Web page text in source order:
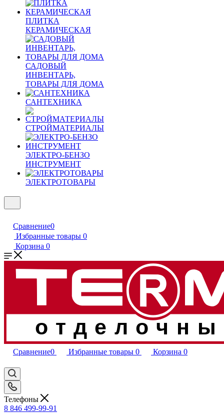
ПЛИТКА
КЕРАМИЧЕСКАЯ
САДОВЫЙ
ИНВЕНТАРЬ,
ТОВАРЫ ДЛЯ ДОМА
САНТЕХНИКА
СТРОЙМАТЕРИАЛЫ
ЭЛЕКТРО-БЕНЗО
ИНСТРУМЕНТ
ЭЛЕКТРОТОВАРЫ
Сравнение0
Избранные товары 0
Корзина 0
Сравнение0 Избранные товары 0 Корзина 0
Телефоны
8 846 499-99-91